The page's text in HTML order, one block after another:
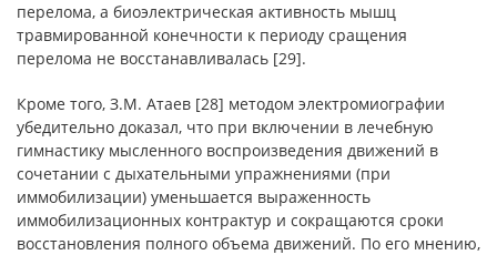
перелома, а биоэлектрическая активность мышц
травмированной конечности к периоду сращения
перелома не восстанавливалась [29].
Кроме того, З.М. Атаев [28] методом электромиографии
убедительно доказал, что при включении в лечебную
гимнастику мысленного воспроизведения движений в
сочетании с дыхательными упражнениями (при
иммобилизации) уменьшается выраженность
иммобилизационных контрактур и сокращаются сроки
восстановления полного объема движений. По его мнению,